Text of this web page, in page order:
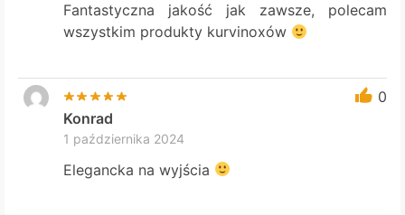
Fantastyczna jakość jak zawsze, polecam
wszystkim produkty kurvinoxów
0
Konrad
1 października 2024
Elegancka na wyjścia